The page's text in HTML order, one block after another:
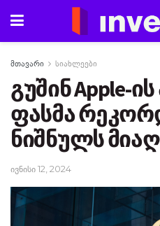
მთავარი სიახლეები
გუშინ Apple-
ფასმა
ნიშნულს
ივნისი 12, 2024